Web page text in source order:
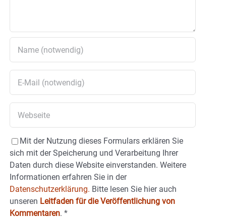
Mit der Nutzung dieses Formulars erklären Sie
sich mit der Speicherung und Verarbeitung Ihrer
Daten durch diese Website einverstanden. Weitere
Informationen erfahren Sie in der
Datenschutzerklärung. Bitte lesen Sie hier auch
unseren Leitfaden für die Veröffentlichung von
Kommentaren. *